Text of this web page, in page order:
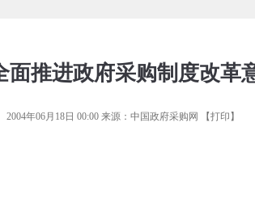
面推进政府采购制度改革
2004年06月18日 00:00 来源： 中国政府采购网 【打印 】